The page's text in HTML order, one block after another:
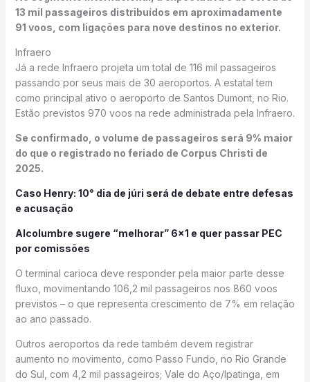
13 mil passageiros distribuídos em aproximadamente
91 voos, com ligações para nove destinos no exterior.
Infraero
Já a rede Infraero projeta um total de 116 mil passageiros
passando por seus mais de 30 aeroportos. A estatal tem
como principal ativo o aeroporto de Santos Dumont, no Rio.
Estão previstos 970 voos na rede administrada pela Infraero.
Se confirmado, o volume de passageiros será 9% maior
do que o registrado no feriado de Corpus Christi de
2025.
Caso Henry: 10° dia de júri será de debate entre defesas
e acusação
Alcolumbre sugere “melhorar” 6×1 e quer passar PEC
por comissões
O terminal carioca deve responder pela maior parte desse
fluxo, movimentando 106,2 mil passageiros nos 860 voos
previstos – o que representa crescimento de 7% em relação
ao ano passado.
Outros aeroportos da rede também devem registrar
aumento no movimento, como Passo Fundo, no Rio Grande
do Sul, com 4,2 mil passageiros; Vale do Aço/Ipatinga, em